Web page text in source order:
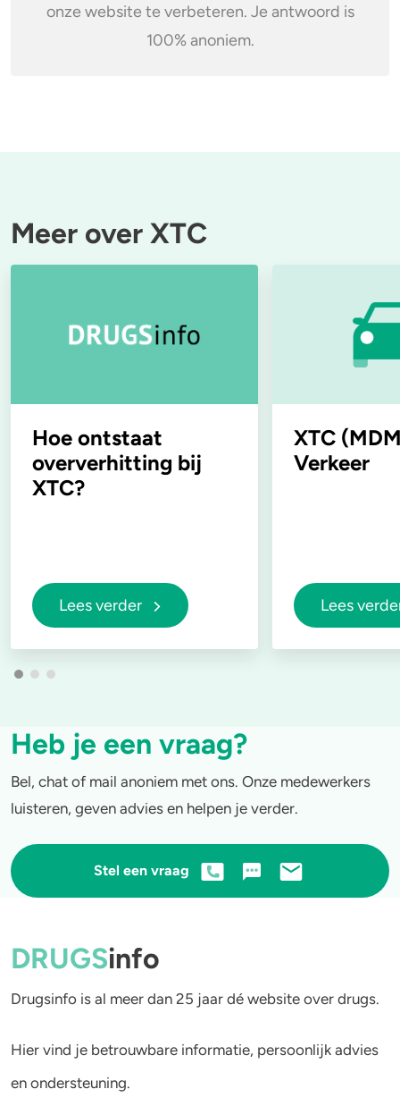
onze website te verbeteren. Je antwoord is
100% anoniem.
Meer over XTC
Hoe ontstaat
oververhitting bij
XTC?
Lees verder
XTC
Verkeer
Lees
Heb je een vraag?
Bel, chat of mail anoniem met ons. Onze medewerkers
luisteren, geven advies en helpen je verder.
Stel een vraag
DRUGSinfo
Drugsinfo is al meer dan 25 jaar dé website over drugs.
Hier vind je betrouwbare informatie, persoonlijk advies
en ondersteuning.